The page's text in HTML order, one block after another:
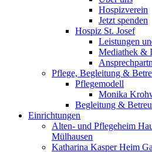
Hospizverein
Jetzt spenden
Hospiz St. Josef
Leistungen
Mediathek &
Pflege, Begleitung &
Pflegemodell
Monika
Begleitung &
Einrichtungen
Alten- und Pflegeheim
Mülhausen
Katharina Kasper Heim